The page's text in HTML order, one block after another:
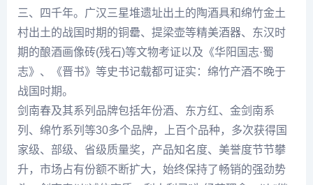
三、四千年。广汉三星堆遗址出土的陶酒具和绵竹金土
村出土的战国时期的铜罍、提梁壶等精美酒器、东汉时
期的酿酒画像砖(残石)等文物考证以及《华阳国志·蜀
志》、《晋书》等史书记载都可证实：绵竹产酒不晚于
战国时期。
剑南春及其系列品牌包括年份酒、东方红、金剑南系
列、绵竹系列等30多个品牌，上百个品种，多次获得国
家级、部级、省级质量奖，产品知名度、美誉度节节攀
升，市场占有份额不断扩大，始终保持了畅销的强劲势